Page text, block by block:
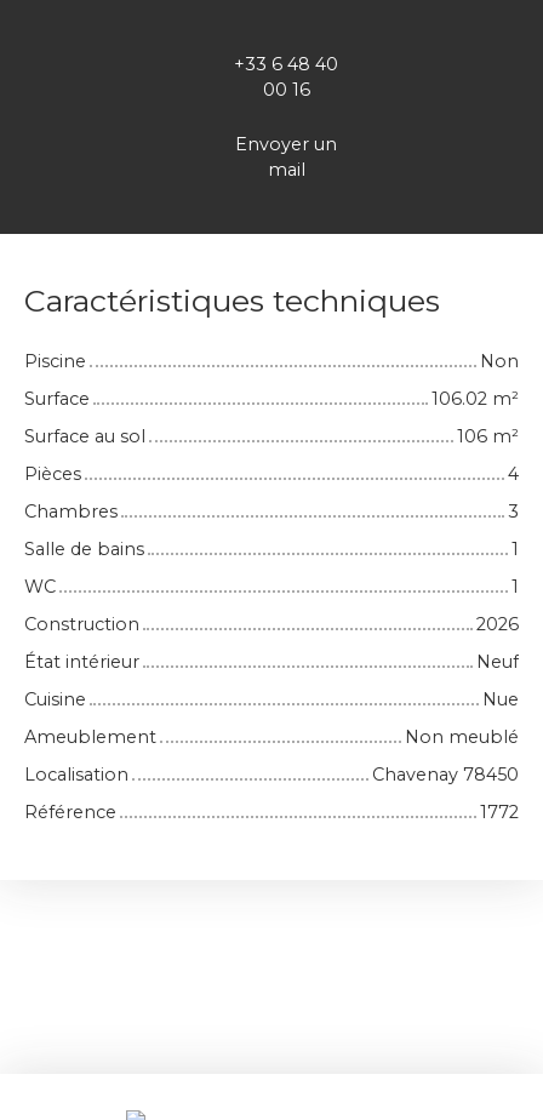
+33 6 48 40
00 16
Envoyer un
mail
Caractéristiques techniques
Piscine
Non
Surface
106.02 m²
Surface au sol
106 m²
Pièces
4
Chambres
3
Salle de bains
1
WC
1
Construction
2026
État intérieur
Neuf
Cuisine
Nue
Ameublement
Non meublé
Localisation
Chavenay 78450
Référence
1772